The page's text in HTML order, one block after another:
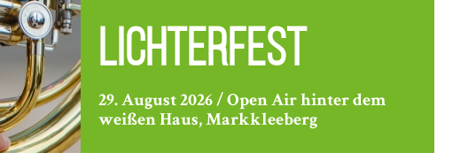
Lichterfest
29. August 2026 / Open Air hinter dem
weißen Haus, Markkleeberg